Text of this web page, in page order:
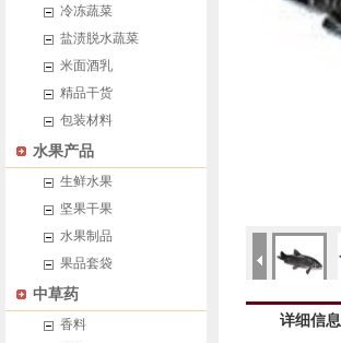
冷冻蔬菜
盐渍脱水蔬菜
米面酒乳
精品干货
包装材料
水果产品
生鲜水果
坚果干果
水果制品
果品套袋
中草药
香料
详细信息